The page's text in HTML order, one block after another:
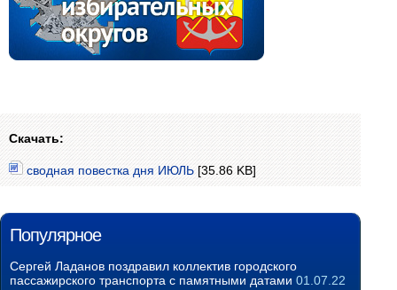
Скачать:
сводная повестка дня ИЮЛЬ [35.86 KB]
Популярное
Сергей Ладанов поздравил коллектив городского
пассажирского транспорта с памятными датами 01.07.22